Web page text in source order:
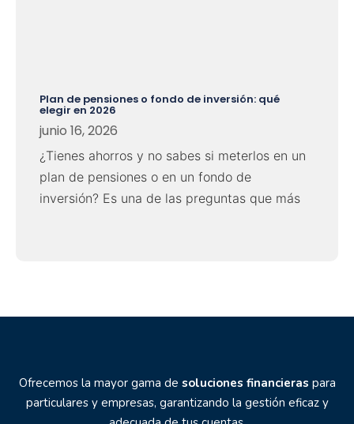
Plan de pensiones o fondo de inversión: qué
elegir en 2026
junio 16, 2026
¿Tienes ahorros y no sabes si meterlos en un
plan de pensiones o en un fondo de
inversión? Es una de las preguntas que más
Ofrecemos la mayor gama de soluciones financieras para
particulares y empresas, garantizando la gestión eficaz y